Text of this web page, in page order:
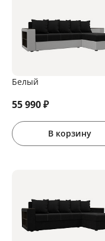
Белый
55 990₽
В корзину